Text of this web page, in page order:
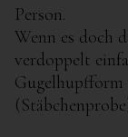
Person.
Wenn es doch
verdoppelt
Gugelhupfform